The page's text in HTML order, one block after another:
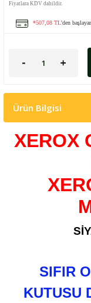
Fiyatlara KDV dahildir.
*507,08 TL'den
Ürün Bilgisi
XEROX
SIFIR
KUTUSU